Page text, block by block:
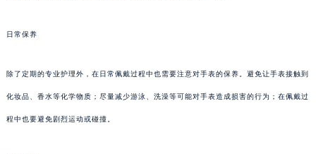
日常保养
除了定期的专业护理外，在日常佩戴过程中也需要注意对手表的保养。避免让手表接触到
化妆品、香水等化学物质；尽量减少游泳、洗澡等可能对手表造成损害的行为；在佩戴过
程中也要避免剧烈运动或碰撞。